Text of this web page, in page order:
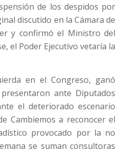
de los despidos por
discutido en la Cámara de
y confirmó el Ministro del
el Poder Ejecutivo vetaría la
en el Congreso, ganó
ante Diputados
el deteriorado escenario
Cambiemos a reconocer el
provocado por la no
se suman consultoras